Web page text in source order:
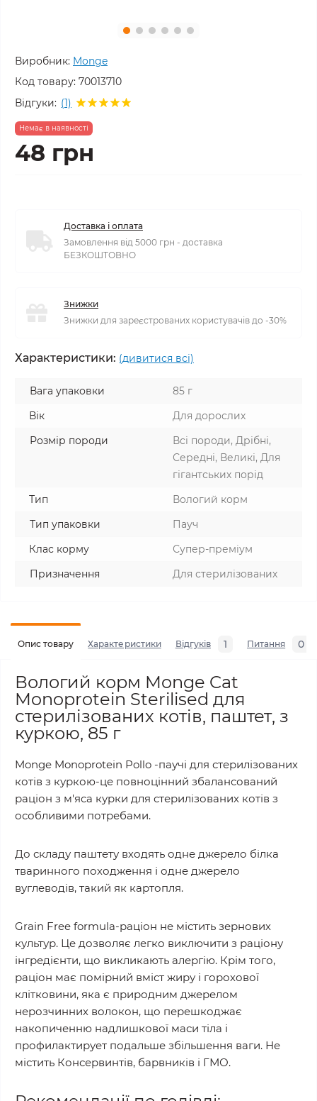
Виробник: Monge
Код товару: 70013710
Відгуки: (1)
Немає в наявності
48 грн
Доставка і оплата
Замовлення від 5000 грн - доставка
БЕЗКОШТОВНО
Знижки
Знижки для зареєстрованих користувачів до -30%
Характеристики: (дивитися всі)
Вага упаковки
85 г
Вік
Для дорослих
Розмір породи
Всі породи, Дрібні,
Середні, Великі, Для
гігантських порід
Тип
Вологий корм
Тип упаковки
Пауч
Клас корму
Супер-преміум
Призначення
Для стерилізованих
Опис товару Характеристики Відгуків 1 Питання 0
Вологий корм Monge Cat
Monoprotein Sterilised для
стерилізованих котів, паштет, з
куркою, 85 г
Monge Monoprotein Pollo -паучі для стерилізованих
котів з куркою-це повноцінний збалансований
раціон з м'яса курки для стерилізованих котів з
особливими потребами.
До складу паштету входять одне джерело білка
тваринного походження і одне джерело
вуглеводів, такий як картопля.
Grain Free formula-раціон не містить зернових
культур. Це дозволяє легко виключити з раціону
інгредієнти, що викликають алергію. Крім того,
раціон має помірний вміст жиру і горохової
клітковини, яка є природним джерелом
нерозчинних волокон, що перешкоджає
накопиченню надлишкової маси тіла і
профилактирует подальше збільшення ваги. Не
містить Консервинтів, барвників і ГМО.